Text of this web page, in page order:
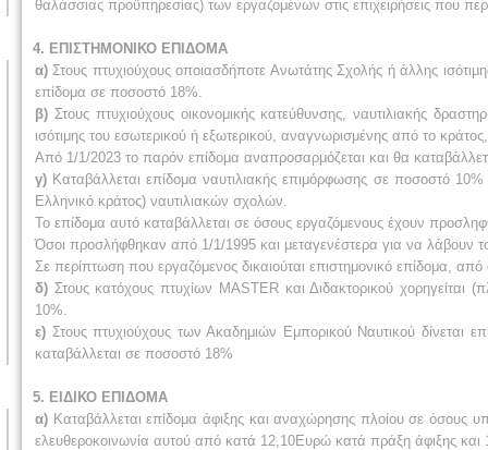
θαλάσσιας προϋπηρεσίας) των εργαζομένων στις επιχειρήσεις που
4. ΕΠΙΣΤΗΜΟΝΙΚΟ ΕΠΙΔΟΜΑ
α) Στους πτυχιούχους οποιασδήποτε Ανωτάτης Σχολής ή άλλης
επίδομα σε ποσοστό 18%.
β) Στους πτυχιούχους οικονομικής κατεύθυνσης, ναυτιλιακής
ισότιμης του εσωτερικού ή εξωτερικού, αναγνωρισμένης από το
Από 1/1/2023 το παρόν επίδομα αναπροσαρμόζεται και θα
γ) Καταβάλλεται επίδομα ναυτιλιακής επιμόρφωσης σε ποσοστό
Ελληνικό κράτος) ναυτιλιακών σχολών.
Το επίδομα αυτό καταβάλλεται σε όσους εργαζόμενους έχουν
Όσοι προσλήφθηκαν από 1/1/1995 και μεταγενέστερα για να λάβουν
Σε περίπτωση που εργαζόμενος δικαιούται επιστημονικό επίδομα,
δ) Στους κατόχους πτυχίων MASTER και Διδακτορικού
10%.
ε) Στους πτυχιούχους των Ακαδημιών Εμπορικού Ναυτικού
καταβάλλεται σε ποσοστό 18%
5. ΕΙΔΙΚΟ ΕΠΙΔΟΜΑ
α) Καταβάλλεται επίδομα άφιξης και αναχώρησης πλοίου σε όσους
ελευθεροκοινωνία αυτού από κατά 12,10Ευρώ κατά πράξη άφιξης